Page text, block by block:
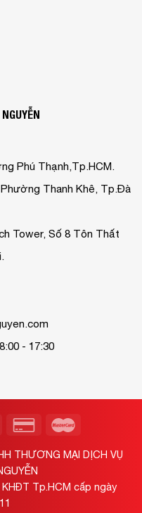
Phú Thạnh,Tp.HCM.
Thanh Khê, Tp.Đà
Tower, Số 8 Tôn Thất
- 17:30
THƯƠNG MẠI DỊCH VỤ
Tp.HCM cấp ngày